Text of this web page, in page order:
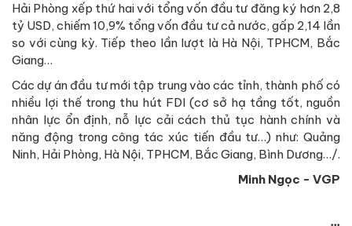
Hải Phòng xếp thứ hai với tổng vốn đầu tư đăng ký hơn 2,8
tỷ USD, chiếm 10,9% tổng vốn đầu tư cả nước, gấp 2,14 lần
so với cùng kỳ. Tiếp theo lần lượt là Hà Nội, TPHCM, Bắc
Giang…
Các dự án đầu tư mới tập trung vào các tỉnh, thành phố có
nhiều lợi thế trong thu hút FDI (cơ sở hạ tầng tốt, nguồn
nhân lực ổn định, nỗ lực cải cách thủ tục hành chính và
năng động trong công tác xúc tiến đầu tư…) như: Quảng
Ninh, Hải Phòng, Hà Nội, TPHCM, Bắc Giang, Bình Dương…/.
Minh Ngọc - VGP
...